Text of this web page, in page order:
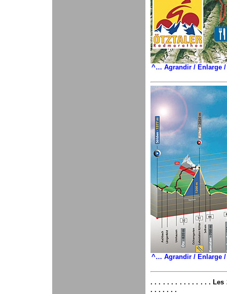
^… Agrandir / Enlarge
^… Agrandir / Enlarge
. . . . . . . . . . . . . . . Les
. . . . . . .